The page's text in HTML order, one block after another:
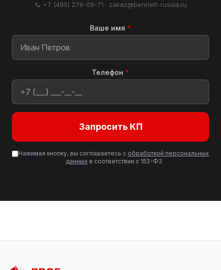
📞 +7 (495) 278-09-71 · zakaz@bennett-russia.ru
Ваше имя *
Телефон *
Запросить КП
Нажимая кнопку, вы соглашаетесь с обработкой персональных
данных в соответствии с 152-ФЗ